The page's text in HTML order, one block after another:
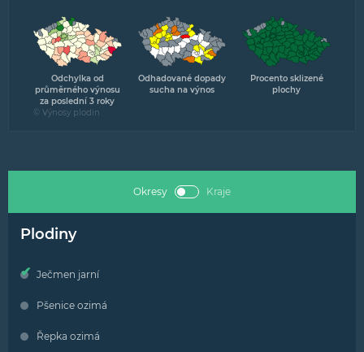
Odchylka od
průměrného výnosu
za poslední 3 roky
Odhadované dopady
sucha na výnos
Procento sklizené
plochy
© Výnosy plodin
Okresy Kraje
Plodiny
Ječmen jarní
Pšenice ozimá
Řepka ozimá